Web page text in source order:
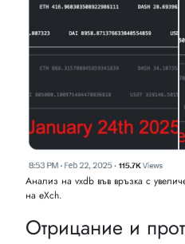
Анализ на vxdb във връзка с
на eXch.
Отрицание и